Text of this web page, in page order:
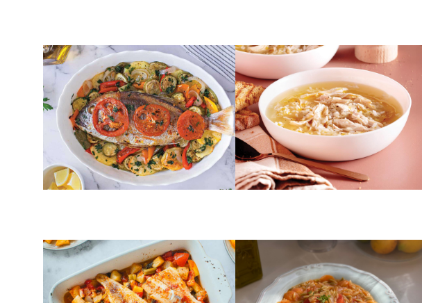
Ψάρι στο φούρνο με
λαχανικά
ΛΑΧΑΝΙΚΑ
Κοτόσουπα αυγολέμονο
ΣΟΥΠΕΣ
Μπακαλιάρος στο φούρνο
ΨΑΡΙΑ
Μανέστρα Κολοπίμπιρι από
την Κέρκυρα
ΖΥΜΑΡΙΚΑ